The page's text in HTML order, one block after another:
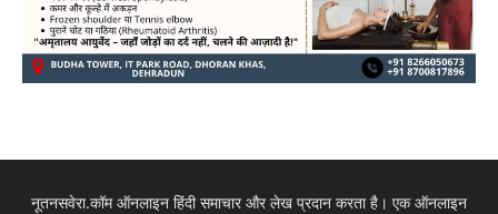
नूतनसवेरा.कॉम ऑनलाइन हिंदी समाचार और लेख प्रदान करता है। एक ऑनलाइन